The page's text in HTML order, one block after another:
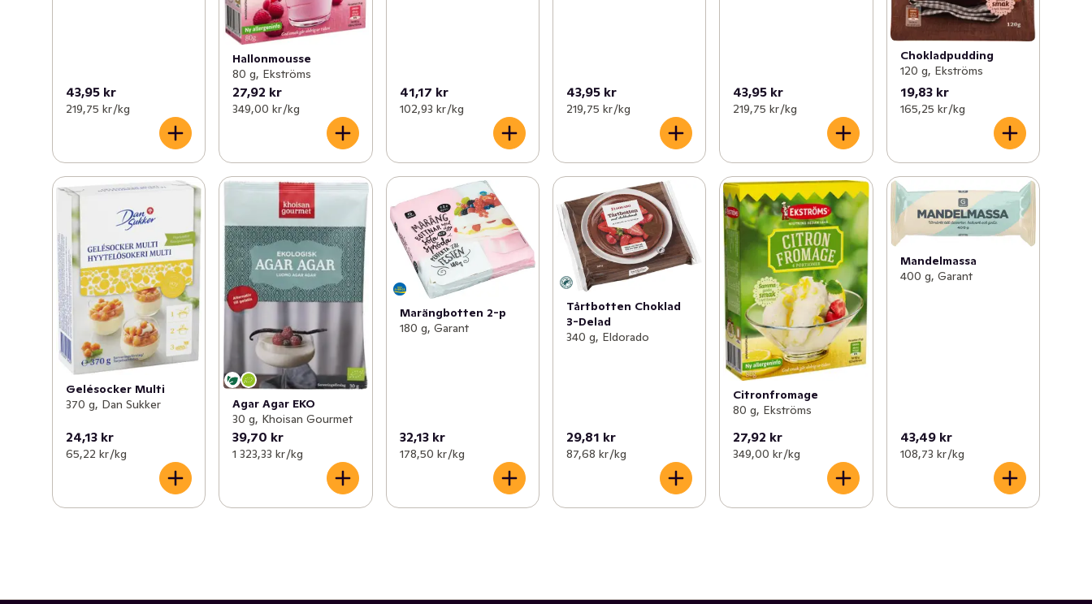
43,95 kr
219,75 kr /kg
Hallonmousse
80 g, Ekströms
27,92 kr
349,00 kr /kg
41,17 kr
102,93 kr /kg
43,95 kr
219,75 kr /kg
43,95 kr
219,75 kr /kg
Chokladpudding
120 g, Ekströms
19,83 kr
165,25 kr /kg
Gelésocker Multi
370 g, Dan Sukker
24,13 kr
65,22 kr /kg
Agar Agar EKO
30 g, Khoisan Gourmet
39,70 kr
1 323,33 kr /kg
Marängbotten 2-p
180 g, Garant
32,13 kr
178,50 kr /kg
Tårtbotten Choklad
3-Delad
340 g, Eldorado
29,81 kr
87,68 kr /kg
Citronfromage
80 g, Ekströms
27,92 kr
349,00 kr /kg
Mandelmassa
400 g, Garant
43,49 kr
108,73 kr /kg